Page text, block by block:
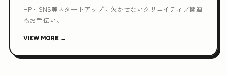
HP・SNS等スタートアップに欠かせないクリエイティブ関連
もお手伝い。
VIEW MORE →